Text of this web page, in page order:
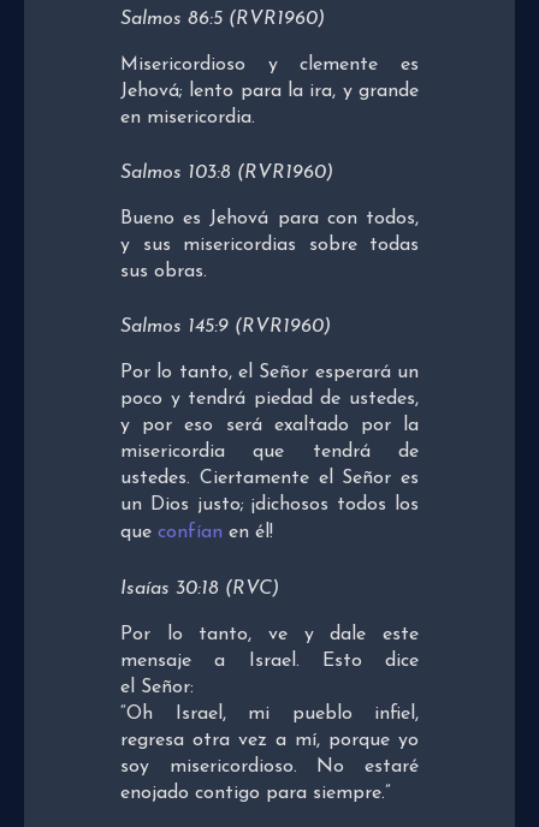
Salmos 86:5 (RVR1960)
Misericordioso y clemente es
Jehová; lento para la ira, y grande
en misericordia.
Salmos 103:8 (RVR1960)
Bueno es Jehová para con todos,
y sus misericordias sobre todas
sus obras.
Salmos 145:9 (RVR1960)
Por lo tanto, el Señor esperará un
poco y tendrá piedad de ustedes,
y por eso será exaltado por la
misericordia que tendrá de
ustedes. Ciertamente el Señor es
un Dios justo; ¡dichosos todos los
que confían en él!
Isaías 30:18 (RVC)
Por lo tanto, ve y dale este
mensaje a Israel. Esto dice
el Señor:
“Oh Israel, mi pueblo infiel,
regresa otra vez a mí, porque yo
soy misericordioso. No estaré
enojado contigo para siempre.”